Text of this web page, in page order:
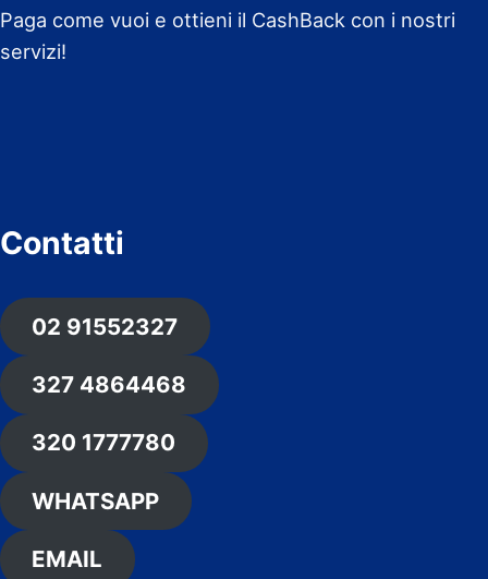
Paga come vuoi e ottieni il CashBack con i nostri
servizi!
Contatti
02 91552327
327 4864468
320 1777780
WHATSAPP
EMAIL